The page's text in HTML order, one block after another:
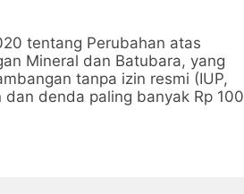
tentang Perubahan atas
Mineral dan Batubara, yang
tanpa izin resmi (IUP,
denda paling banyak Rp 100